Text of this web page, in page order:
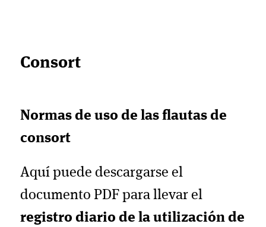
Consort
Normas de uso de las flautas de
consort
Aquí puede descargarse el
documento PDF para llevar el
registro diario de la utilización de